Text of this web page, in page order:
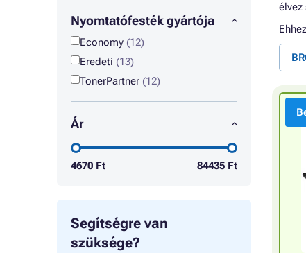
Nyomtatófesték gyártója
Economy (12)
Eredeti (13)
TonerPartner (12)
Ár
4670 Ft 84435 Ft
Segítségre van
szüksége?
élvez